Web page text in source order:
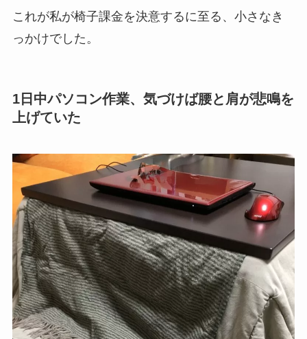
これが私が椅子課金を決意するに至る、小さなき
っかけでした。
1日中パソコン作業、気づけば腰と肩が悲鳴を
上げていた